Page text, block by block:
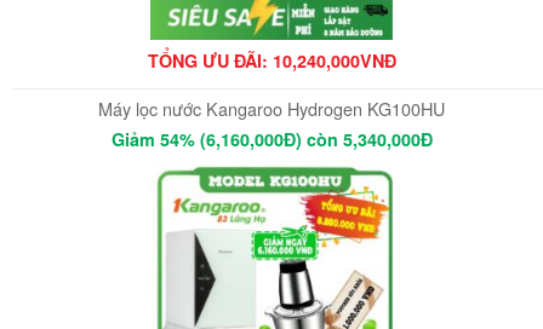
TỔNG ƯU ĐÃI: 10,240,000VNĐ
Máy lọc nước Kangaroo Hydrogen KG100HU
Giảm 54% (6,160,000Đ) còn 5,340,000Đ